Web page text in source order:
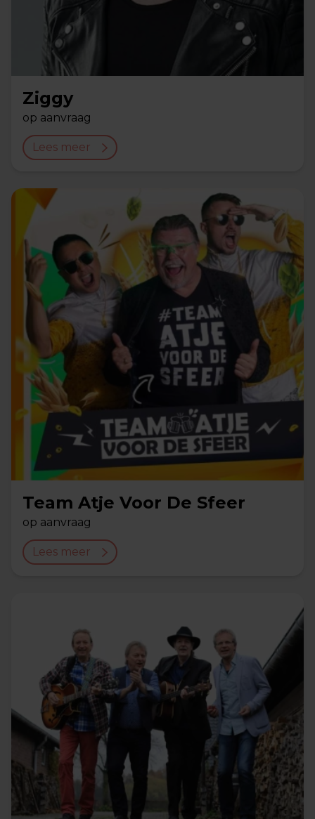
Ziggy
op aanvraag
Lees meer
Team Atje Voor De Sfeer
op aanvraag
Lees meer